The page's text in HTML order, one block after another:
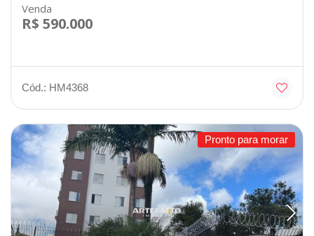
Venda
R$ 590.000
Cód.: HM4368
Pronto para morar